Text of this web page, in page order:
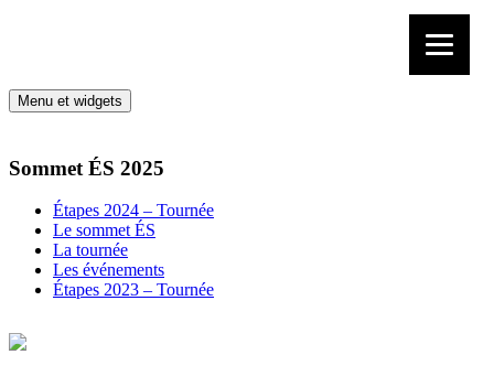
Menu et widgets
Sommet ÉS 2025
Étapes 2024 – Tournée
Le sommet ÉS
La tournée
Les événements
Étapes 2023 – Tournée